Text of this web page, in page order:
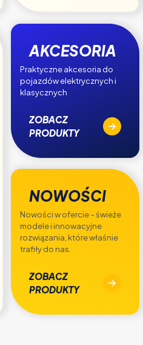
AKCESORIA
Praktyczne akcesoria do
pojazdów elektrycznych i
klasycznych
ZOBACZ
PRODUKTY
NOWOŚCI
Nowości w ofercie – świeże
modele i innowacyjne
rozwiązania, które właśnie
trafiły do nas.
ZOBACZ
PRODUKTY